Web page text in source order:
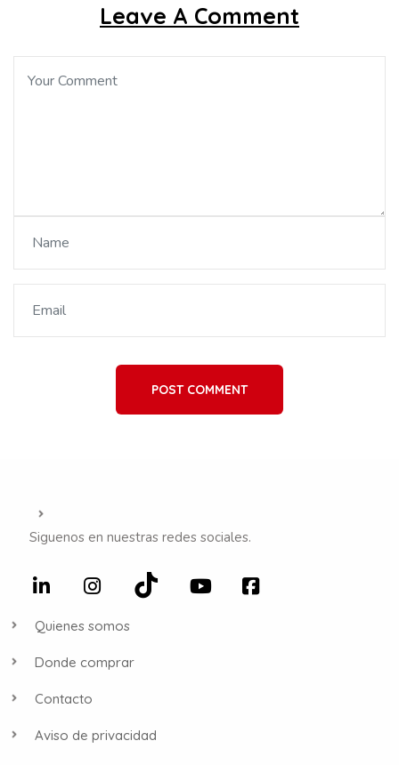
Leave A Comment
POST COMMENT
Siguenos en nuestras redes sociales.
Quienes somos
Donde comprar
Contacto
Aviso de privacidad